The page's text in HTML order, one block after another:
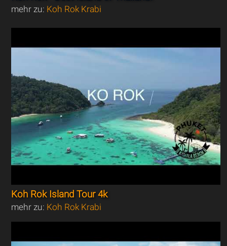
mehr zu: Koh Rok Krabi
Koh Rok Island Tour 4k
mehr zu: Koh Rok Krabi